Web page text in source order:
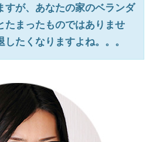
すが、あなたの家のベランダ
たまったものではありませ
たくなりますよね。。。